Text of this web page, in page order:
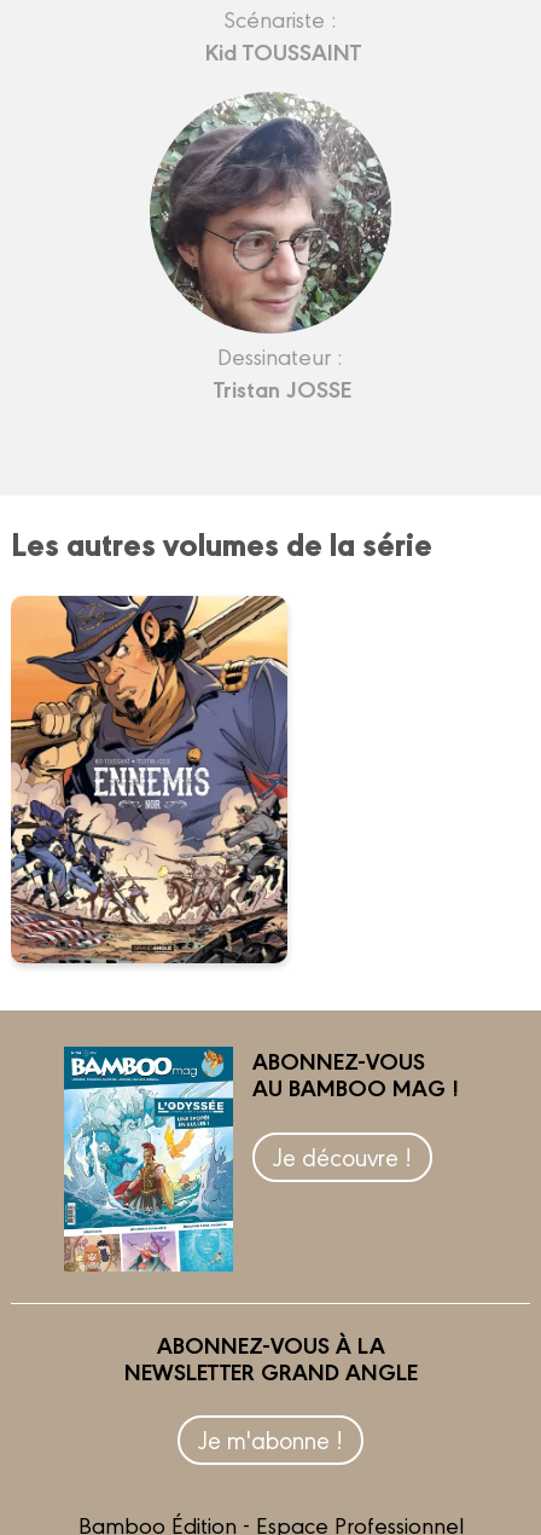
Scénariste :
Kid TOUSSAINT
Dessinateur :
Tristan JOSSE
Les autres volumes de la série
ABONNEZ-VOUS
AU BAMBOO MAG !
Je découvre !
ABONNEZ-VOUS À LA
NEWSLETTER GRAND ANGLE
Je m'abonne !
Bamboo Édition - Espace Professionnel